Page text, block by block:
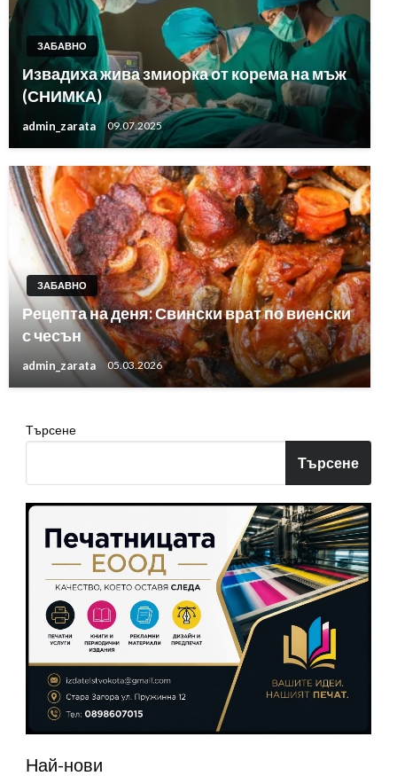
ЗАБАВНО
Извадиха жива змиорка от корема на мъж
(СНИМКА)
admin_zarata 09.07.2025
ЗАБАВНО
Рецепта на деня: Свински врат по виенски
с чесън
admin_zarata 05.03.2026
Търсене
Търсене
Най-нови